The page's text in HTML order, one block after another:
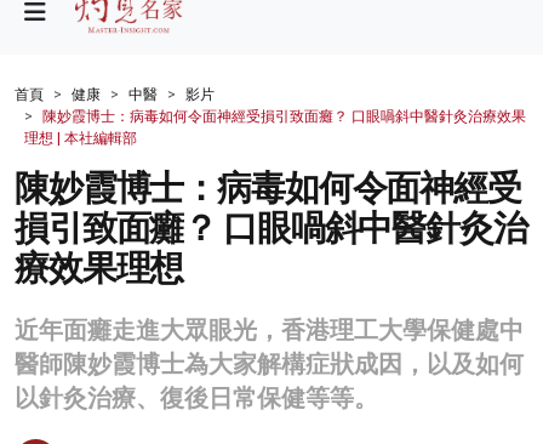
財經
生活
健康
商業
科技
影片
名家榜
首頁 健康 中醫
影片
陳妙霞博士：病毒如何令面神經受損引致面癱？ 口眼喎斜中醫針灸治療效果
理想 | 本社編輯部
陳妙霞博士：病毒如何令面神經受
損引致面癱？ 口眼喎斜中醫針灸治
療效果理想
近年面癱走進大眾眼光，香港理工大學保健處中
醫師陳妙霞博士為大家解構症狀成因，以及如何
以針灸治療、復後日常保健等等。